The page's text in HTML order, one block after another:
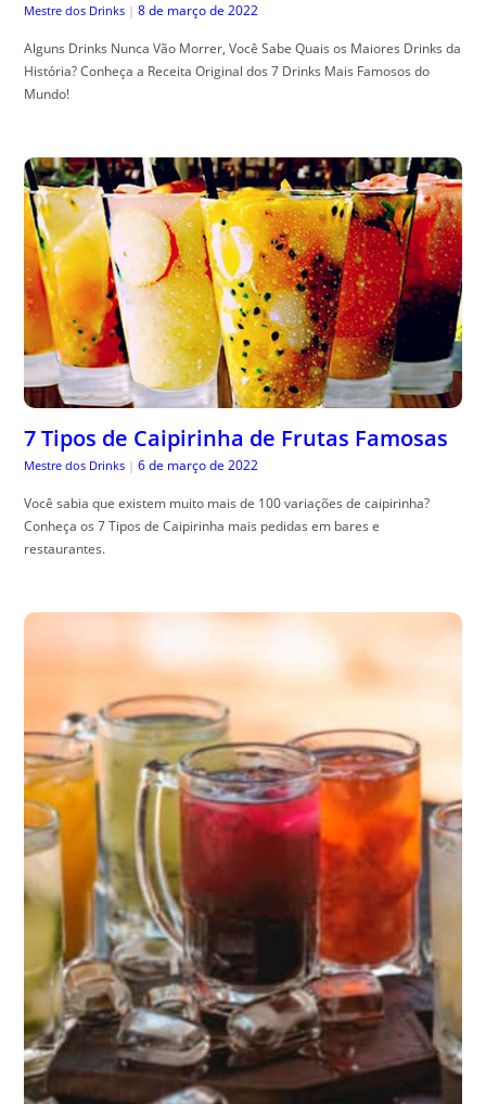
Mestre dos Drinks | 8 de março de 2022
Alguns Drinks Nunca Vão Morrer, Você Sabe Quais os Maiores Drinks da
História? Conheça a Receita Original dos 7 Drinks Mais Famosos do
Mundo!
7 Tipos de Caipirinha de Frutas Famosas
Mestre dos Drinks | 6 de março de 2022
Você sabia que existem muito mais de 100 variações de caipirinha?
Conheça os 7 Tipos de Caipirinha mais pedidas em bares e
restaurantes.